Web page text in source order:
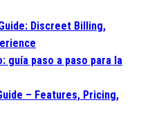
Discreet Billing,
guía paso a paso para la
– Features, Pricing,